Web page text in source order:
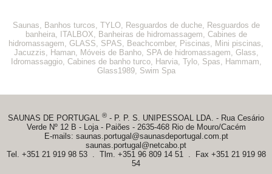
Saunas, Banhos turcos, TYLO, Resguardos de duche, Resguardos de
banheira, ITALBOX, Banheiras de hidromassagem, Cabines de
hidromassagem, GLASS, SPAS, Beachcomber, Piscinas, Mini piscinas,
Jacuzzis, Haman, Móveis de Banho, SPA de hidromassagem, Glass,
Idromassaggio, Cabines de banho turco, Harvia, Tylo, Spas, Hammam,
Glass1989, Swim Spa
SAUNAS DE PORTUGAL ® - P. P. S. UNIPESSOAL LDA. - Rua Cesário
Verde Nº 12 B - Loja - Paiões - 2635-468 Rio de Mouro/Cacém
E-mails: saunas.portugal@saunasdeportugal.com.pt
saunas.portugal@netcabo.pt
Tel. +351 21 919 98 53 . Tlm. +351 96 809 14 51 . Fax +351 21 919 98
54